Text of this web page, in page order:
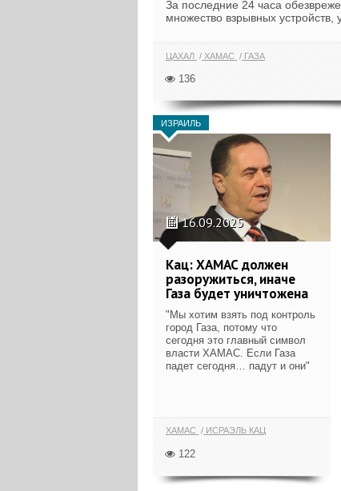
За последние 24 часа
множество взрывных устройств,
ЦАХАЛ ХАМАС ГАЗА
136
ИЗРАИЛЬ
16.09.2025
Кац: ХАМАС должен
разоружиться, иначе
Газа будет уничтожена
"Мы хотим взять под контроль
город Газа, потому что
сегодня это главный символ
власти ХАМАС. Если Газа
падет сегодня… падут и они"
ХАМАС ИСРАЭЛЬ КАЦ
122